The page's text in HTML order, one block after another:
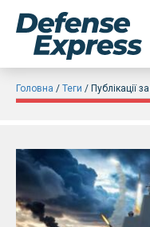
Головна Теги Публікації